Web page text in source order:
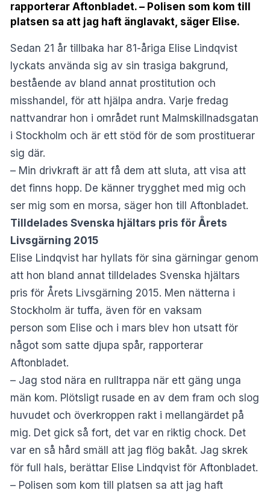
rapporterar Aftonbladet. – Polisen som kom till
platsen sa att jag haft änglavakt, säger Elise.
Sedan 21 år tillbaka har 81-åriga Elise Lindqvist
lyckats använda sig av sin trasiga bakgrund,
bestående av bland annat prostitution och
misshandel, för att hjälpa andra. Varje fredag
nattvandrar hon i området runt Malmskillnadsgatan
i Stockholm och är ett stöd för de som prostituerar
sig där.
– Min drivkraft är att få dem att sluta, att visa att
det finns hopp. De känner trygghet med mig och
ser mig som en morsa, säger hon till Aftonbladet.
Tilldelades Svenska hjältars pris för Årets
Livsgärning 2015
Elise Lindqvist har hyllats för sina gärningar genom
att hon bland annat tilldelades Svenska hjältars
pris för Årets Livsgärning 2015. Men nätterna i
Stockholm är tuffa, även för en vaksam
person som Elise och i mars blev hon utsatt för
något som satte djupa spår, rapporterar
Aftonbladet.
– Jag stod nära en rulltrappa när ett gäng unga
män kom. Plötsligt rusade en av dem fram och slog
huvudet och överkroppen rakt i mellangärdet på
mig. Det gick så fort, det var en riktig chock. Det
var en så hård smäll att jag flög bakåt. Jag skrek
för full hals, berättar Elise Lindqvist för Aftonbladet.
– Polisen som kom till platsen sa att jag haft